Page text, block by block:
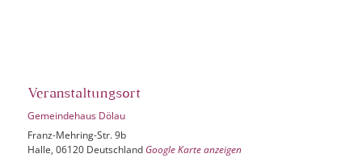
Veranstaltungsort
Gemeindehaus Dölau
Franz-Mehring-Str. 9b
Halle, 06120 Deutschland Google Karte anzeigen